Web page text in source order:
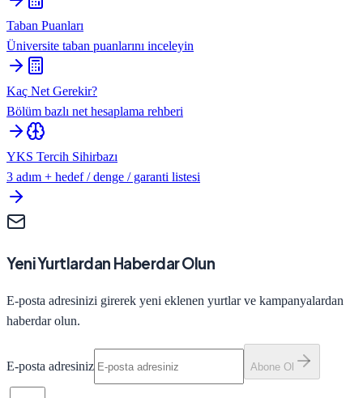
Taban Puanları
Üniversite taban puanlarını inceleyin
Kaç Net Gerekir?
Bölüm bazlı net hesaplama rehberi
YKS Tercih Sihirbazı
3 adım + hedef / denge / garanti listesi
Yeni Yurtlardan Haberdar Olun
E-posta adresinizi girerek yeni eklenen yurtlar ve kampanyalardan
haberdar olun.
E-posta adresiniz Abone Ol